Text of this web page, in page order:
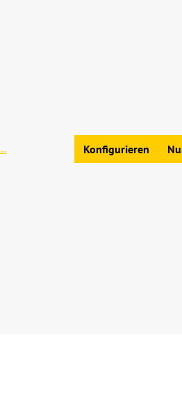
Allgemeine
Konfigurieren